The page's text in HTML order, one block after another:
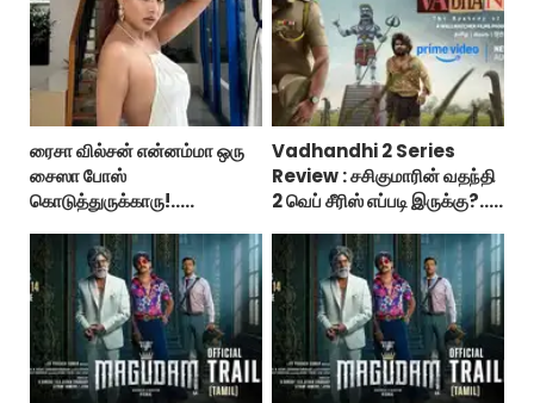
ரைசா வில்சன் என்னம்மா ஒரு
சைஸா போஸ்
கொடுத்துருக்காரு!..
Vadhandhi 2 Series
Review : சசிகுமாரின் வதந்தி
2 வெப் சீரிஸ் எப்படி இருக்கு?...